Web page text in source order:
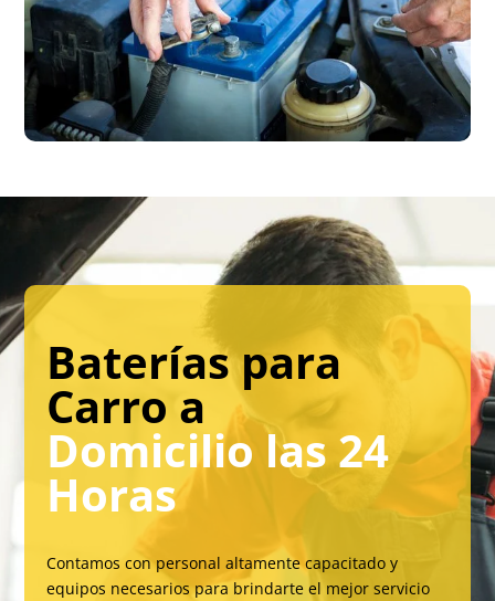
Baterías para
Carro a
Domicilio las 24
Horas
Contamos con personal altamente capacitado y
equipos necesarios para brindarte el mejor servicio